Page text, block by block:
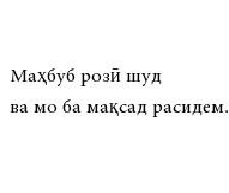
Маҳбуб розӣ шуд
ва мо ба мақсад расидем.